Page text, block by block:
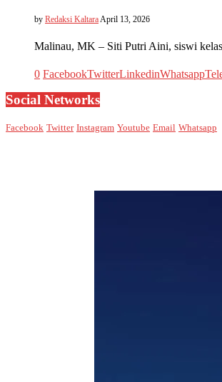
by Redaksi Kaltara April 13, 2026
Malinau, MK – Siti Putri Aini, siswi
0 FacebookTwitterLinkedinWhatsapp
Social Networks
Facebook Twitter Instagram Youtube Email Whatsapp